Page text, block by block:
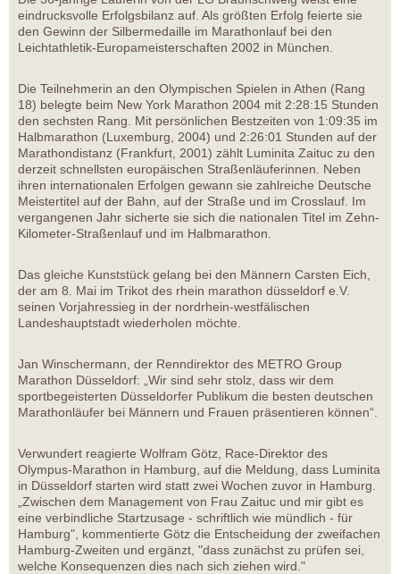
eindrucksvolle Erfolgsbilanz auf. Als größten Erfolg feierte sie
den Gewinn der Silbermedaille im Marathonlauf bei den
Leichtathletik-Europameisterschaften 2002 in München.
Die Teilnehmerin an den Olympischen Spielen in Athen (Rang
18) belegte beim New York Marathon 2004 mit 2:28:15 Stunden
den sechsten Rang. Mit persönlichen Bestzeiten von 1:09:35 im
Halbmarathon (Luxemburg, 2004) und 2:26:01 Stunden auf der
Marathondistanz (Frankfurt, 2001) zählt Luminita Zaituc zu den
derzeit schnellsten europäischen Straßenläuferinnen. Neben
ihren internationalen Erfolgen gewann sie zahlreiche Deutsche
Meistertitel auf der Bahn, auf der Straße und im Crosslauf. Im
vergangenen Jahr sicherte sie sich die nationalen Titel im Zehn-
Kilometer-Straßenlauf und im Halbmarathon.
Das gleiche Kunststück gelang bei den Männern Carsten Eich,
der am 8. Mai im Trikot des rhein marathon düsseldorf e.V.
seinen Vorjahressieg in der nordrhein-westfälischen
Landeshauptstadt wiederholen möchte.
Jan Winschermann, der Renndirektor des METRO Group
Marathon Düsseldorf: „Wir sind sehr stolz, dass wir dem
sportbegeisterten Düsseldorfer Publikum die besten deutschen
Marathonläufer bei Männern und Frauen präsentieren können“.
Verwundert reagierte Wolfram Götz, Race-Direktor des
Olympus-Marathon in Hamburg, auf die Meldung, dass Luminita
in Düsseldorf starten wird statt zwei Wochen zuvor in Hamburg.
„Zwischen dem Management von Frau Zaituc und mir gibt es
eine verbindliche Startzusage - schriftlich wie mündlich - für
Hamburg", kommentierte Götz die Entscheidung der zweifachen
Hamburg-Zweiten und ergänzt, "dass zunächst zu prüfen sei,
welche Konsequenzen dies nach sich ziehen wird."